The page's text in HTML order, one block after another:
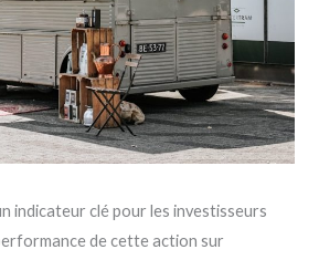
indicateur clé pour les investisseurs
de cette action sur